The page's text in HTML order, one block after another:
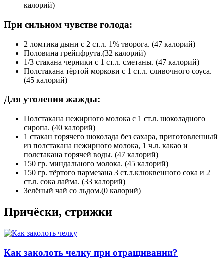
калорий)
При сильном чувстве голода:
2 ломтика дыни с 2 ст.л. 1% творога. (47 калорий)
Половина грейпфрута.(32 калорий)
1/3 стакана черники с 1 ст.л. сметаны. (47 калорий)
Полстакана тёртой моркови с 1 ст.л. сливочного соуса.
(45 калорий)
Для утоления жажды:
Полстакана нежирного молока с 1 ст.л. шоколадного
сиропа. (40 калорий)
1 стакан горячего шоколада без сахара, приготовленный
из полстакана нежирного молока, 1 ч.л. какао и
полстакана горячей воды. (47 калорий)
150 гр. миндального молока. (45 калорий)
150 гр. тёртого пармезана 3 ст.л.клюквенного сока и 2
ст.л. сока лайма. (33 калорий)
Зелёный чай со льдом.(0 калорий)
Причёски, стрижки
Как заколоть челку при отращивании?